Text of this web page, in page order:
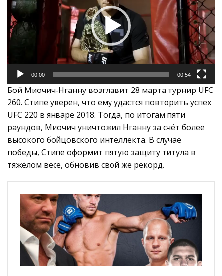
00:00 00:54
Бой Миочич-Нганну возглавит 28 марта турнир UFC
260. Стипе уверен, что ему удастся повторить успех
UFC 220 в январе 2018. Тогда, по итогам пяти
раундов, Миочич уничтожил Нганну за счёт более
высокого бойцовского интеллекта. В случае
победы, Стипе оформит пятую защиту титула в
тяжёлом весе, обновив свой же рекорд.